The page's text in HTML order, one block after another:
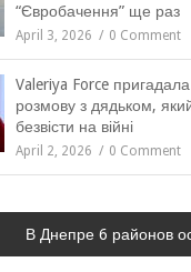
“Євробачення” ще раз
April 3, 2026 0 Comment
Valeriya Force
розмову з дядьком,
безвісти на війні
April 2, 2026 0 Comment